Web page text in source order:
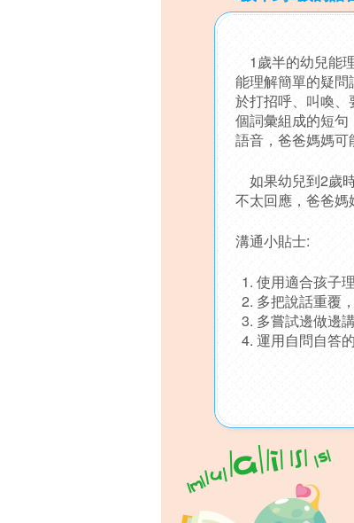
top
1歲半的幼兒能
能理解簡單的疑
於打招呼、叫喚
個詞彙組成的短
語音，爸爸媽媽可
如果幼兒到2歲
不太回應，爸爸媽
溝通小貼士:
使用適合孩子
多把說話重覆
多嘗試邊做邊
運用自問自答